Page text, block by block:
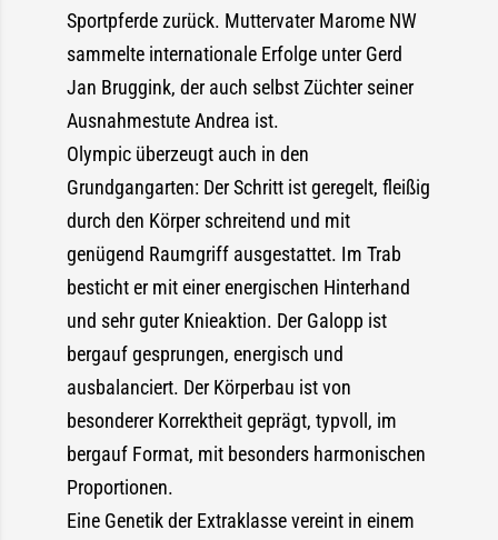
Sportpferde zurück. Muttervater Marome NW
sammelte internationale Erfolge unter Gerd
Jan Bruggink, der auch selbst Züchter seiner
Ausnahmestute Andrea ist.
Olympic überzeugt auch in den
Grundgangarten: Der Schritt ist geregelt, fleißig
durch den Körper schreitend und mit
genügend Raumgriff ausgestattet. Im Trab
besticht er mit einer energischen Hinterhand
und sehr guter Knieaktion. Der Galopp ist
bergauf gesprungen, energisch und
ausbalanciert. Der Körperbau ist von
besonderer Korrektheit geprägt, typvoll, im
bergauf Format, mit besonders harmonischen
Proportionen.
Eine Genetik der Extraklasse vereint in einem